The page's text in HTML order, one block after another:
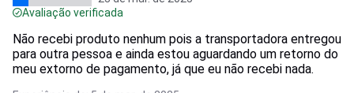
Avaliação verificada
Não recebi produto nenhum pois a transportadora entregou
para outra pessoa e ainda estou aguardando um retorno do
meu extorno de pagamento, já que eu não recebi nada.